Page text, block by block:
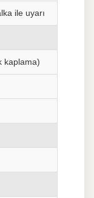
ile uyarı
kaplama)